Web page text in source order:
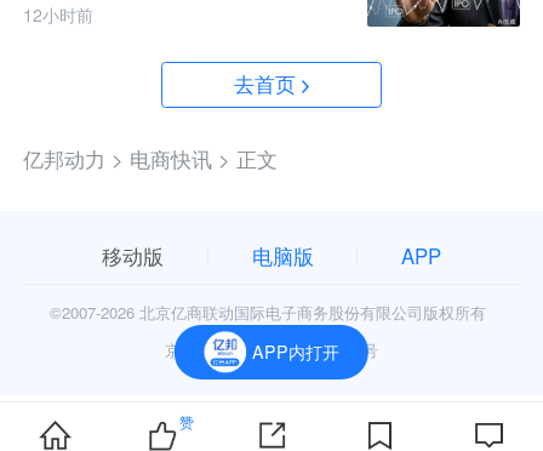
12小时前
去首页
亿邦动力 > 电商快讯 > 正文
APP内打开
赞
移动版 电脑版 APP
©2007-2026 北京亿商联动国际电子商务股份有限公司版权所有
京公网安备11010602006906号